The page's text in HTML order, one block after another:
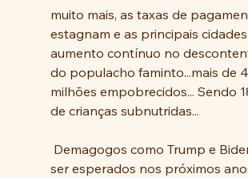
muito mais, as taxas de
estagnam e as principais
aumento contínuo no
do populacho faminto...mais de
milhões empobrecidos... Sendo
de crianças subnutridas...
ser esperados nos próximos